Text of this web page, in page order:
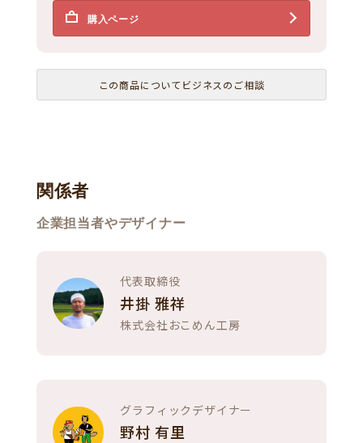
購入ページ
この商品についてビジネスのご相談
関係者
企業担当者やデザイナー
代表取締役
井掛 雅祥
株式会社おこめん工房
グラフィックデザイナー
野村 有里